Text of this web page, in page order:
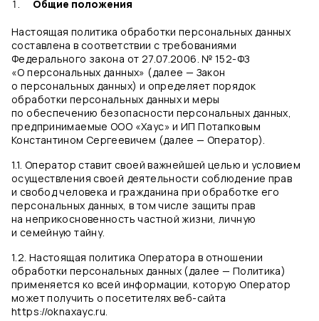
Общие положения
Настоящая политика обработки персональных данных
составлена в соответствии с требованиями
Федерального закона от 27.07.2006. № 152-ФЗ
«О персональных данных» (далее — Закон
о персональных данных) и определяет порядок
обработки персональных данных и меры
по обеспечению безопасности персональных данных,
предпринимаемые ООО «Хаус» и ИП Потапковым
Константином Сергеевичем (далее — Оператор).
1.1. Оператор ставит своей важнейшей целью и условием
осуществления своей деятельности соблюдение прав
и свобод человека и гражданина при обработке его
персональных данных, в том числе защиты прав
на неприкосновенность частной жизни, личную
и семейную тайну.
1.2. Настоящая политика Оператора в отношении
обработки персональных данных (далее — Политика)
применяется ко всей информации, которую Оператор
может получить о посетителях веб-сайта
https://oknaxayc.ru.